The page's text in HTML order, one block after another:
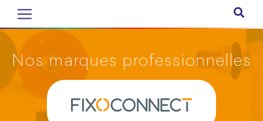
Nos marques professionnelles